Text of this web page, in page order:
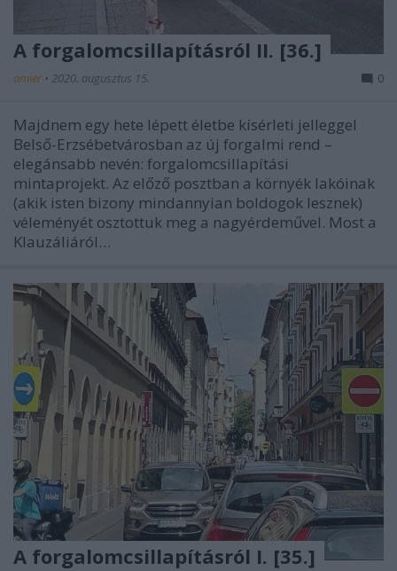
A forgalomcsillapításról II. [36.]
amier • 2020. augusztus 15. 0
Majdnem egy hete lépett életbe kísérleti jelleggel
Belső-Erzsébetvárosban az új forgalmi rend –
elegánsabb nevén: forgalomcsillapítási
mintaprojekt. Az előző posztban a környék lakóinak
(akik isten bizony mindannyian boldogok lesznek)
véleményét osztottuk meg a nagyérdeművel. Most a
Klauzáliáról…
A forgalomcsillapításról I. [35.]